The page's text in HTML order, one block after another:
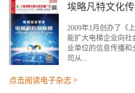
埃略凡特文化
2009年1月创办了《
能扩大电梯企业向
业单位的信息传播和
司从...
点击阅读电子杂志 >